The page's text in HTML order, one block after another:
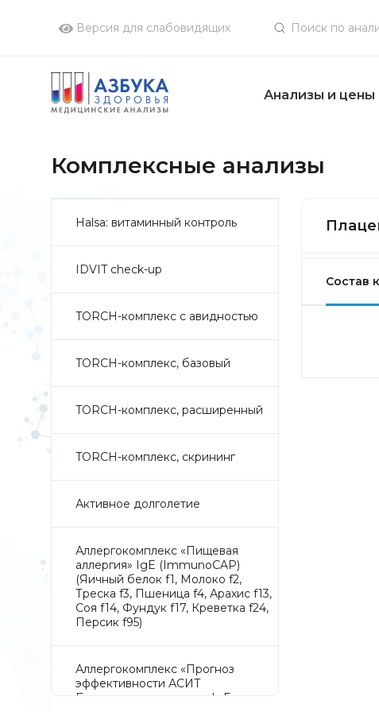
Версия для слабовидящих
Анализы и цены
Комплексные анализы
Halsa: витаминный контроль
IDVIT check-up
TORCH-комплекс с авидностью
TORCH-комплекс, базовый
TORCH-комплекс, расширенный
TORCH-комплекс, скрининг
Активное долголетие
Аллергокомплекс «Пищевая
аллергия» IgE (ImmunoCAP)
(Яичный белок f1, Молоко f2,
Треска f3, Пшеница f4, Арахис f13,
Соя f14, Фундук f17, Креветка f24,
Персик f95)
Аллергокомплекс «Прогноз
эффективности АСИТ
Букоцветные деревья» IgE
Состав